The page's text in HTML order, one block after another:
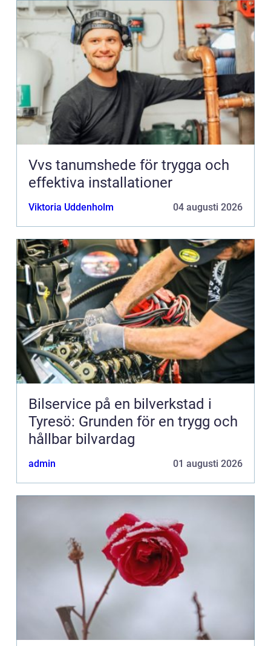
Vvs tanumshede för trygga och
effektiva installationer
Viktoria Uddenholm 04 augusti 2026
Bilservice på en bilverkstad i
Tyresö: Grunden för en trygg och
hållbar bilvardag
admin 01 augusti 2026